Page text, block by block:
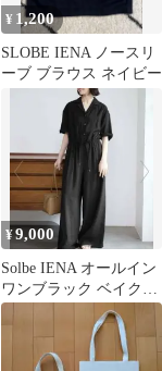
¥ 1,200
SLOBE IENA ノースリ
ーブ ブラウス ネイビー
¥9,000
Solbe IENA オールイン
ワンブラック ベイクル
ーズ